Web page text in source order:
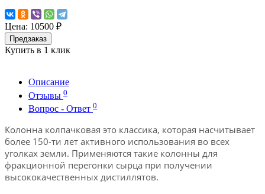
Цена: 10500 ₽
Предзаказ
Купить в 1 клик
Описание
Отзывы 0
Вопрос - Ответ 0
Колонна колпачковая это классика, которая насчитывает
более 150-ти лет активного использования во всех
уголках земли. Применяются такие колонны для
фракционной перегонки сырца при получении
высококачественных дистиллятов.